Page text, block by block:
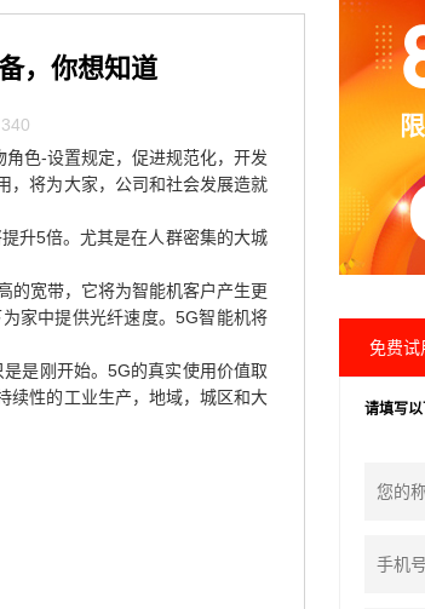
，你想知道
340
色-设置规定，促进规范化，开发
，将为大家，公司和社会发展造就
升5倍。尤其是在人群密集的大城
的宽带，它将为智能机客户产生更
家中提供光纤速度。5G智能机将
是刚开始。5G的真实使用价值取
续性的工业生产，地域，城区和大
免费试
请填写